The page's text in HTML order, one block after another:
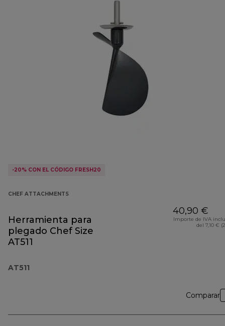
-20% CON EL CÓDIGO FRESH20
CHEF ATTACHMENTS
Herramienta para
plegado Chef Size
AT511
AT511
40,90 €
Importe de IVA
del 7,10 €
Comparar